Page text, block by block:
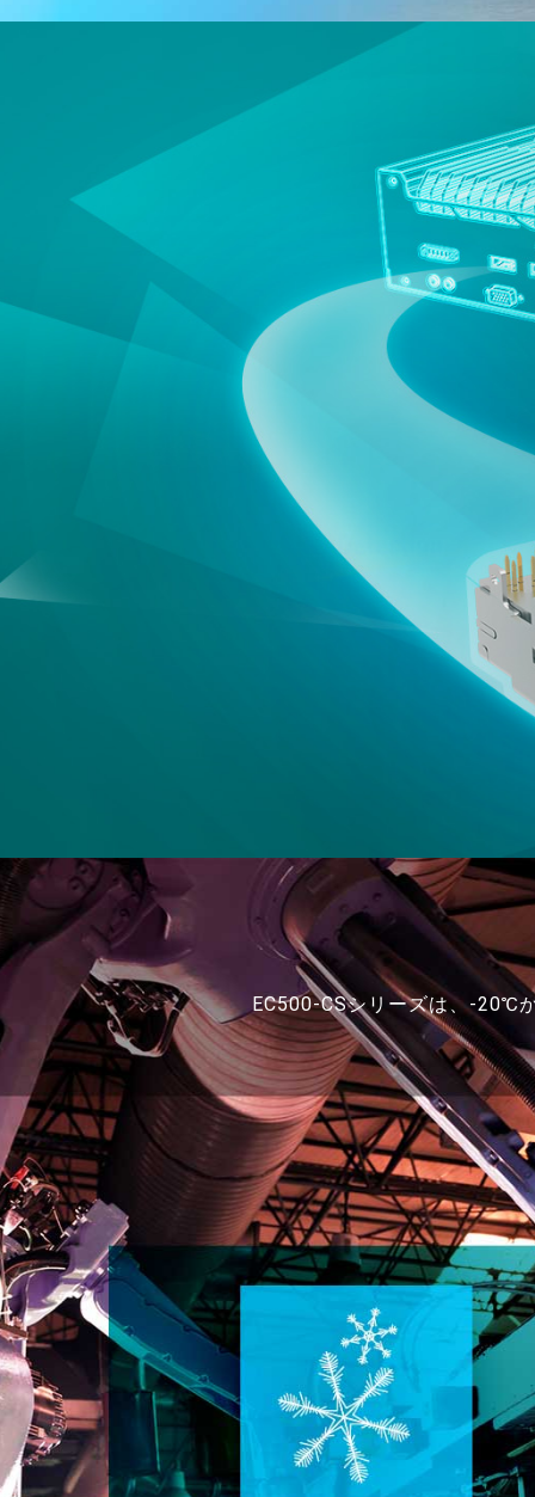
EC500-CSシリーズは、-20℃